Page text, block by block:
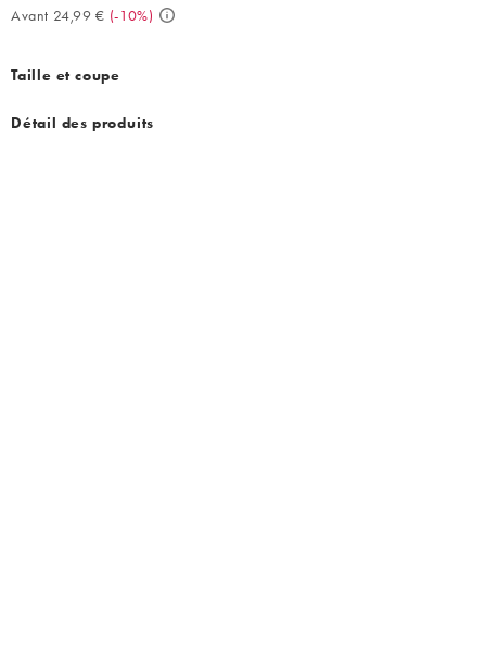
Avant 24,99 € (-10%)
Taille et coupe
Détail des produits